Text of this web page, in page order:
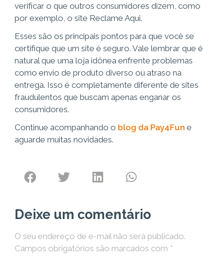
verificar o que outros consumidores dizem, como
por exemplo, o site Reclame Aqui.
Esses são os principais pontos para que você se
certifique que um site é seguro. Vale lembrar que é
natural que uma loja idônea enfrente problemas
como envio de produto diverso ou atraso na
entrega. Isso é completamente diferente de sites
fraudulentos que buscam apenas enganar os
consumidores.
Continue acompanhando o blog da Pay4Fun e
aguarde muitas novidades.
Deixe um comentário
O seu endereço de e-mail não será publicado.
Campos obrigatórios são marcados com *